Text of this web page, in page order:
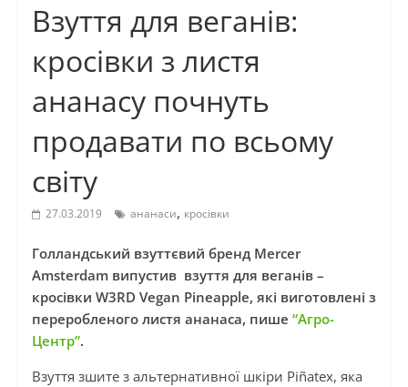
Взуття для веганів:
кросівки з листя
ананасу почнуть
продавати по всьому
світу
27.03.2019 ананаси, кросівки
Голландський взуттєвий бренд Mercer
Amsterdam випустив взуття для веганів –
кросівки W3RD Vegan Pineapple, які виготовлені з
переробленого листя ананаса, пише “Агро-
Центр”.
Взуття зшите з альтернативної шкіри Piñatex, яка